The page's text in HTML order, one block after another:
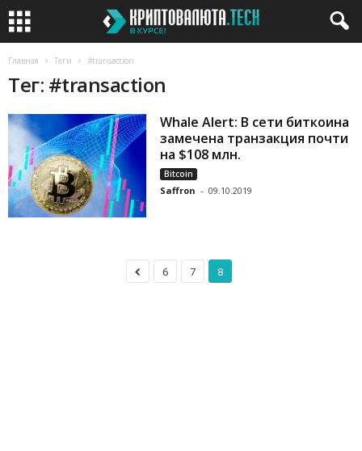
Главная Теги #transaction
Тег: #transaction
Whale Alert: В сети биткоина
замечена транзакция почти
на $108 млн.
Bitcoin
Saffron - 09.10.2019
6 7 8